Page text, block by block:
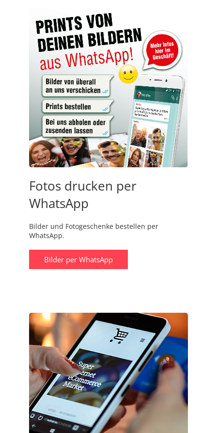
Fotos drucken per
WhatsApp
Bilder und Fotogeschenke bestellen per
WhatsApp.
Bilder per WhatsApp